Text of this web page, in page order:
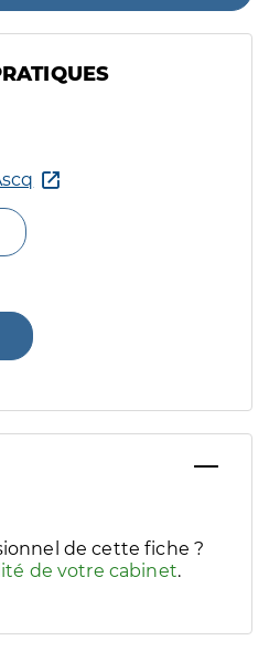
handicaps/besoins
de cette fiche ?
de votre cabinet.